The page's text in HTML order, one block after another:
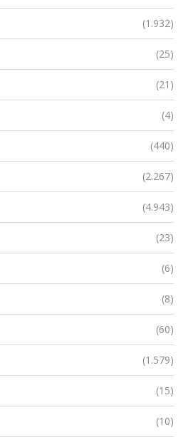
(1.932)
(25)
(21)
(4)
(440)
(2.267)
(4.943)
(23)
(6)
(8)
(60)
(1.579)
(15)
(10)